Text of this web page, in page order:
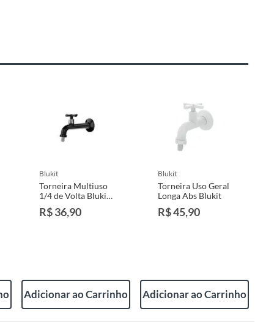
blukit
Torneira Multiuso
1/4 de Volta Blukit
Lume Longa
R$ 36,90
Adicionar ao Carrinho
blukit
Torneira Uso Geral
Longa Abs Blukit
R$ 45,90
Adicionar ao Carrinho